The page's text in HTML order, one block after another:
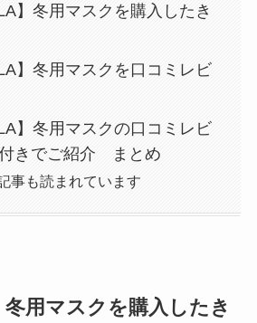
】冬用マスクを購入したき
】冬用マスクを口コミレビ
】冬用マスクの口コミレビ
きでご紹介 まとめ
事も読まれています
冬用マスクを購入したき